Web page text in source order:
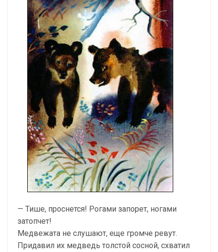
— Тише, проснется! Рогами запорет, ногами
затопчет!
Медвежата не слушают, еще громче ревут.
Придавил их медведь толстой сосной, схватил